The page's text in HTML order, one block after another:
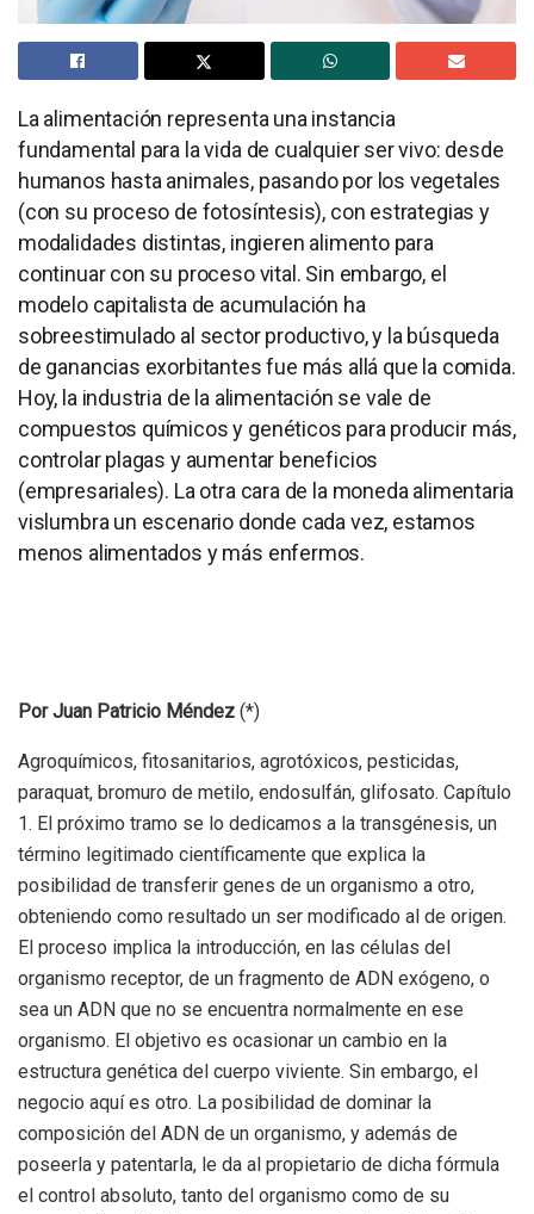
La alimentación representa una instancia
fundamental para la vida de cualquier ser vivo: desde
humanos hasta animales, pasando por los vegetales
(con su proceso de fotosíntesis), con estrategias y
modalidades distintas, ingieren alimento para
continuar con su proceso vital. Sin embargo, el
modelo capitalista de acumulación ha
sobreestimulado al sector productivo, y la búsqueda
de ganancias exorbitantes fue más allá que la comida.
Hoy, la industria de la alimentación se vale de
compuestos químicos y genéticos para producir más,
controlar plagas y aumentar beneficios
(empresariales). La otra cara de la moneda alimentaria
vislumbra un escenario donde cada vez, estamos
menos alimentados y más enfermos.
Por Juan Patricio Méndez (*)
Agroquímicos, fitosanitarios, agrotóxicos, pesticidas,
paraquat, bromuro de metilo, endosulfán, glifosato. Capítulo
1. El próximo tramo se lo dedicamos a la transgénesis, un
término legitimado científicamente que explica la
posibilidad de transferir genes de un organismo a otro,
obteniendo como resultado un ser modificado al de origen.
El proceso implica la introducción, en las células del
organismo receptor, de un fragmento de ADN exógeno, o
sea un ADN que no se encuentra normalmente en ese
organismo. El objetivo es ocasionar un cambio en la
estructura genética del cuerpo viviente. Sin embargo, el
negocio aquí es otro. La posibilidad de dominar la
composición del ADN de un organismo, y además de
poseerla y patentarla, le da al propietario de dicha fórmula
el control absoluto, tanto del organismo como de su